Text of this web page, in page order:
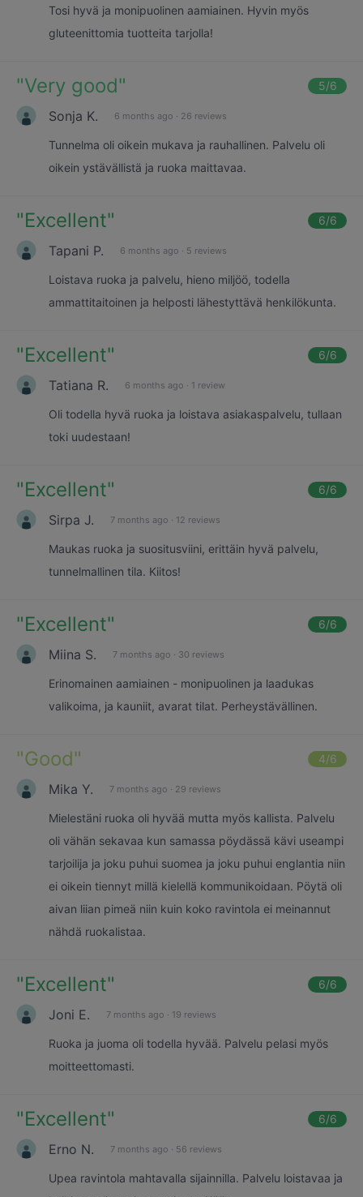
Tosi hyvä ja monipuolinen aamiainen. Hyvin myös
gluteenittomia tuotteita tarjolla!
"Very good" 5/6
Sonja K. 6 months ago · 26 reviews
Tunnelma oli oikein mukava ja rauhallinen. Palvelu oli
oikein ystävällistä ja ruoka maittavaa.
"Excellent" 6/6
Tapani P. 6 months ago · 5 reviews
Loistava ruoka ja palvelu, hieno miljöö, todella
ammattitaitoinen ja helposti lähestyttävä henkilökunta.
"Excellent" 6/6
Tatiana R. 6 months ago · 1 review
Oli todella hyvä ruoka ja loistava asiakaspalvelu, tullaan
toki uudestaan!
"Excellent" 6/6
Sirpa J. 7 months ago · 12 reviews
Maukas ruoka ja suositusviini, erittäin hyvä palvelu,
tunnelmallinen tila. Kiitos!
"Excellent" 6/6
Miina S. 7 months ago · 30 reviews
Erinomainen aamiainen - monipuolinen ja laadukas
valikoima, ja kauniit, avarat tilat. Perheystävällinen.
"Good" 4/6
Mika Y. 7 months ago · 29 reviews
Mielestäni ruoka oli hyvää mutta myös kallista. Palvelu
oli vähän sekavaa kun samassa pöydässä kävi useampi
tarjoilija ja joku puhui suomea ja joku puhui englantia niin
ei oikein tiennyt millä kielellä kommunikoidaan. Pöytä oli
aivan liian pimeä niin kuin koko ravintola ei meinannut
nähdä ruokalistaa.
"Excellent" 6/6
Joni E. 7 months ago · 19 reviews
Ruoka ja juoma oli todella hyvää. Palvelu pelasi myös
moitteettomasti.
"Excellent" 6/6
Erno N. 7 months ago · 56 reviews
Upea ravintola mahtavalla sijainnilla. Palvelu loistavaa ja